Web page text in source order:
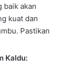
baik akan
kuat dan
Pastikan
Kaldu: